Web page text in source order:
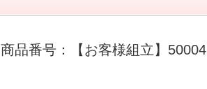
商品番号：【お客様組立】